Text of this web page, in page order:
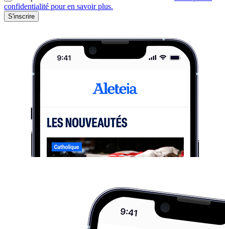
confidentialité pour en savoir plus.
S'inscrire